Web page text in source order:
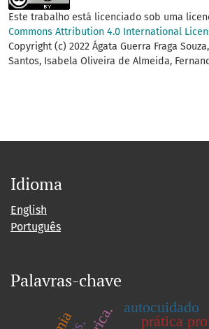
Este trabalho está licenciado sob uma
Commons Attribution 4.0 International
Copyright (c) 2022 Ágata Guerra Fraga
Santos, Isabela Oliveira de Almeida,
Idioma
English
Português
Palavras-chave
prática
autocuidado